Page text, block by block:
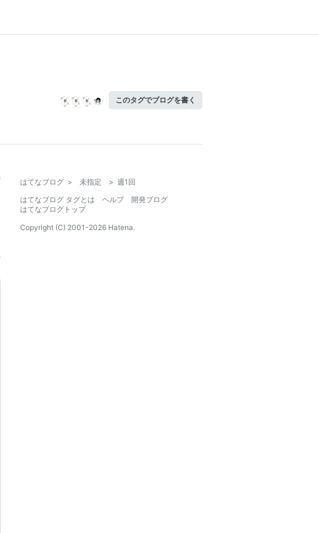
このタグでブログを書く
はてなブログ > 未指定 > 週1回
はてなブログ タグとは
ヘルプ
開発ブログ
はてなブログトップ
Copyright (C) 2001-2026 Hatena.